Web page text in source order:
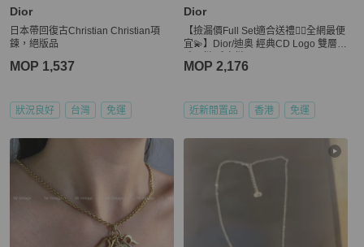
Dior
日本帶回復古Christian Christian項
鍊，絕版品
MOP 1,537
狀況良好 台灣 免運
Dior
【撿漏價Full Set適合送禮👍🏻全網最便
宜💫】Dior/迪奥 經典CD Logo 雙層珍
MOP 2,176
近新閒置品 香港 免運